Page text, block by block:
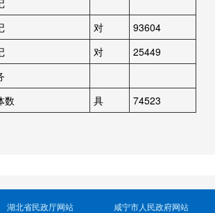
对
93604
对
25449
具 74523
湖北省民政厅网站 咸宁市人民政府网站